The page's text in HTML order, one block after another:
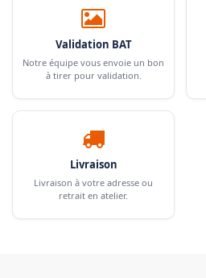
Validation BAT
Notre équipe vous envoie un bon
à tirer pour validation.
Livraison
Livraison à votre adresse ou
retrait en atelier.